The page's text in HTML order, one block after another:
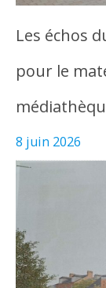
Les échos
pour le
8 juin 2026